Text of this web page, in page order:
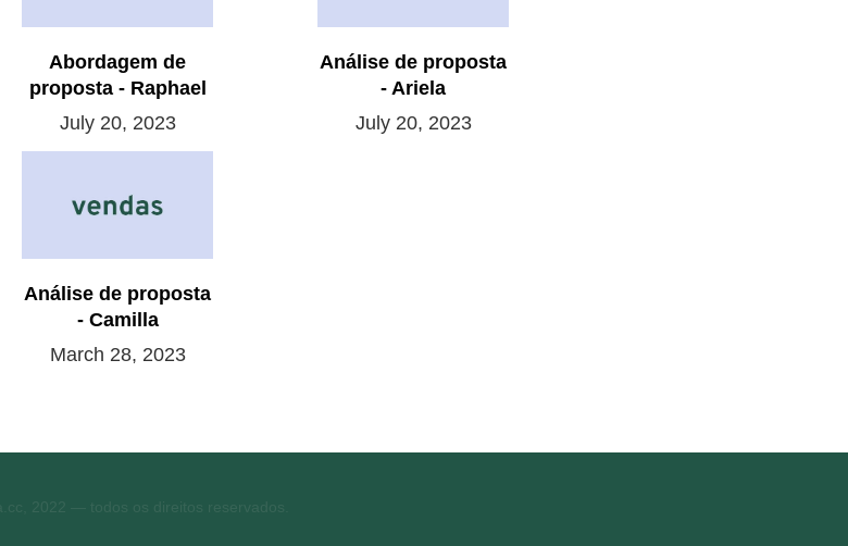
Abordagem de
proposta - Raphael
July 20, 2023
Análise de proposta
- Ariela
July 20, 2023
Análise de proposta
- Camilla
March 28, 2023